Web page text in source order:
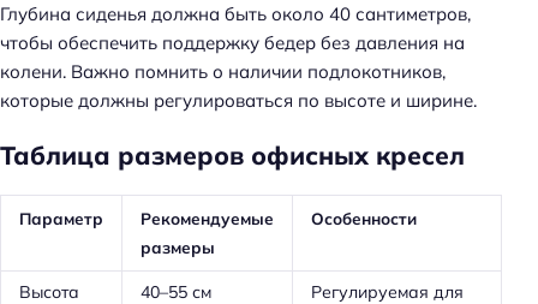
Глубина сиденья должна быть около 40 сантиметров,
чтобы обеспечить поддержку бедер без давления на
колени. Важно помнить о наличии подлокотников,
которые должны регулироваться по высоте и ширине.
Таблица размеров офисных кресел
Параметр
Рекомендуемые
размеры
Особенности
Высота
40–55 см
Регулируемая для